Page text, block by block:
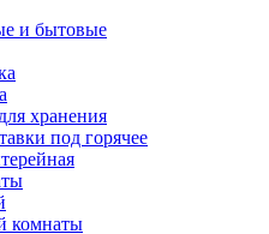
и бытовые
хранения
под горячее
комнаты